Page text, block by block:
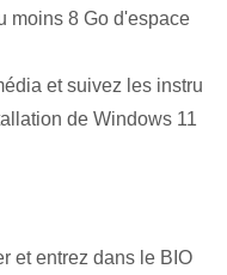
moins 8 Go d'espace
et suivez les instru
de Windows 11⁣
et entrez dans le BIO